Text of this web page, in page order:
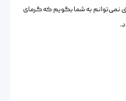
به شما بگویم که گرمای